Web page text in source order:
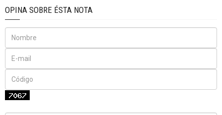
OPINA SOBRE ÉSTA NOTA